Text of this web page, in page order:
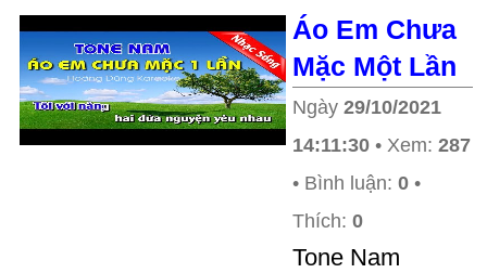
Áo Em Chưa
Mặc Một Lần
Ngày 29/10/2021
14:11:30 • Xem: 287
• Bình luận: 0 •
Thích: 0
Tone Nam